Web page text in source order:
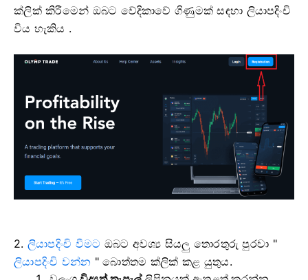
ක්ලික් කිරීමෙන් ඔබට වේදිකාවේ ගිණුමක් සඳහා ලියාපදිංචි
විය හැකිය .
2. ලියාපදිංචි වීමට ඔබට අවශ්‍ය සියලු තොරතුරු පුරවා "
ලියාපදිංචි වන්න " බොත්තම ක්ලික් කළ යුතුය.